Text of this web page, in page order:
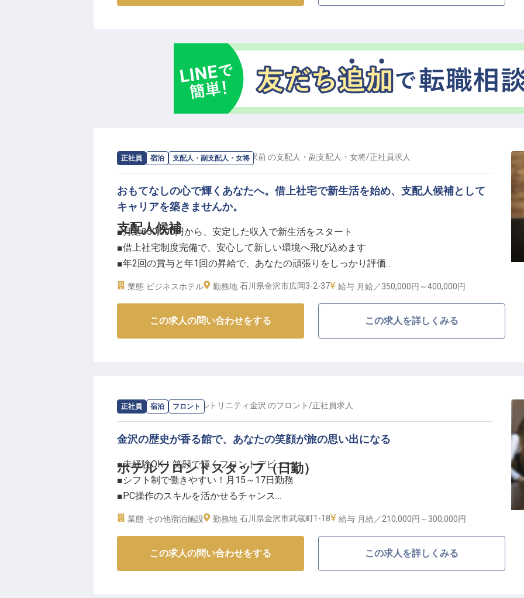
募集しています。
経験に応じて、盛り付けや器の扱い方、後輩指導にも携わり、料理人としてのスキルをさ
らに高めていただけます。
お客様の心に残る一皿を共に創り上げましょう。
社会保険完備はもちろん、配偶者やお子様がいらっしゃる方には家族手当を支給。
勤続3年以上で退職金制度も適用され、将来設計も安心です。
従業員用駐車場や通勤手当、まかない食事付きなど、日々の生活をサポートする福利厚生
も充実。
育児休業取得実績もあり、ライフステージの変化にも寄り添い、長くご活躍いただける環
境です。
※2026年04月13日時点の情報です
正社員 宿泊 支配人・副支配人・女将
支配人候補
求人情報：スマイルホテル金沢西口駅前の支配人・副支配人・女将/正社員求人
おもてなしの心で輝くあなたへ。借上社宅で新生活を始め、支配人候補として
キャリアを築きませんか。
■月給350,000円から、安定した収入で新生活をスタート
■借上社宅制度完備で、安心して新しい環境へ飛び込めます
■年2回の賞与と年1回の昇給で、あなたの頑張りをしっかり評価
■資格取得奨励制度で、スキルアップを会社が全面的にサポート
当施設では、お客様一人ひとりに心温まる時間を提供することを大切にしています。
支配人候補として、売上・人員・施設管理から経理業務、本社報告まで多岐にわたる業務
あなたのホスピタリティ精神が、お客様の笑顔と施設の未来を創ります。
ーー【成長を支える充実した環境とキャリアパス】
借上社宅制度をはじめ、社会保険完備、従業員割引制度など、福利厚生も充実。
特に、語学や自己啓発などホスピタリティ産業に関連する資格取得費用を会社が負担する
奨励制度は、あなたのキャリアアップを力強く後押しします。
フロント経験を活かし、リーダーシップを発揮したい方、新しい挑戦を求める方を心より
業態 ビジネスホテル 勤務地 石川県金沢市広岡3-2-37 給与 月給／350,000円～400,000円
この求人の問い合わせをする この求人を詳しくみる
正社員 宿泊 フロント
ホテルフロントスタッフ（日勤）
求人情報：ホテルリソルトリニティ金沢 のフロント /正社員求人
金沢の歴史が香る館で、あなたの笑顔が旅の思い出になる
■未経験OK！笑顔で輝くフロントデビュー
■シフト制で働きやすい！月15～17日勤務
■PC操作のスキルを活かせるチャンス
■国際色豊かな環境で語学力も活かせます！
金沢駅から徒歩圏内の好立地に佇む「ホテルリソルトリニティ金沢」。北陸の玄関口とし
て、観光やビジネスで訪れるお客様を笑顔でお迎えします。歴史と文化が息づく金沢の魅
業態 その他宿泊施設 勤務地 石川県金沢市武蔵町1-18 給与 月給／210,000円～ 300,000円
この求人の問い合わせをする この求人を詳しくみる